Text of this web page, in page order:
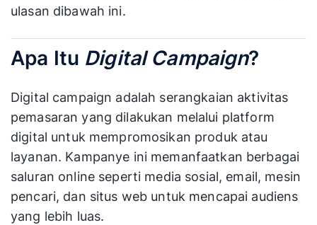
ulasan dibawah ini.
Apa Itu Digital Campaign?
Digital campaign adalah serangkaian aktivitas
pemasaran yang dilakukan melalui platform
digital untuk mempromosikan produk atau
layanan. Kampanye ini memanfaatkan berbagai
saluran online seperti media sosial, email, mesin
pencari, dan situs web untuk mencapai audiens
yang lebih luas.